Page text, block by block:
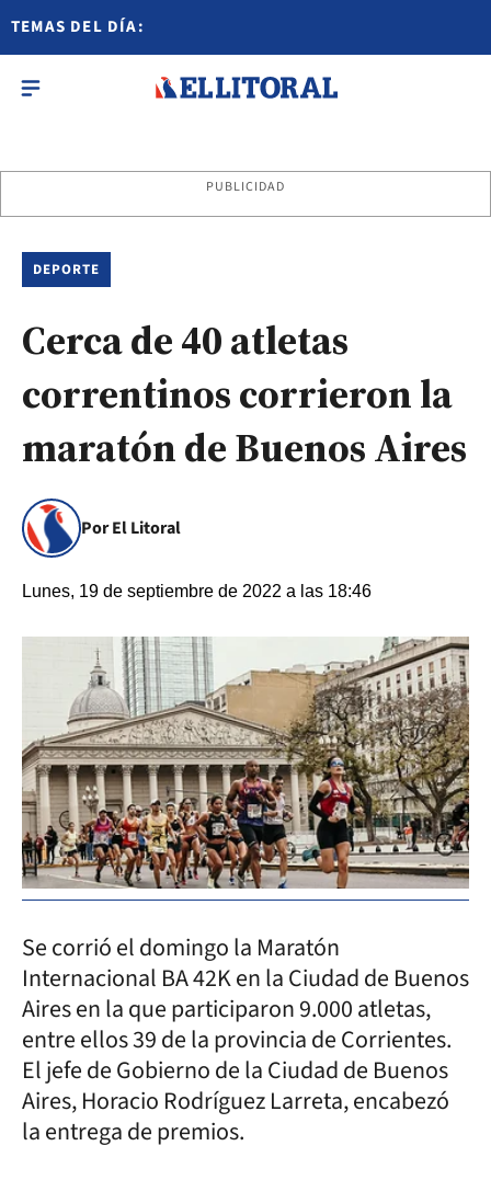
TEMAS DEL DÍA:
PUBLICIDAD
DEPORTE
Cerca de 40 atletas
correntinos corrieron la
maratón de Buenos Aires
Por El Litoral
Lunes, 19 de septiembre de 2022 a las 18:46
Se corrió el domingo la Maratón
Internacional BA 42K en la Ciudad de Buenos
Aires en la que participaron 9.000 atletas,
entre ellos 39 de la provincia de Corrientes.
El jefe de Gobierno de la Ciudad de Buenos
Aires, Horacio Rodríguez Larreta, encabezó
la entrega de premios.